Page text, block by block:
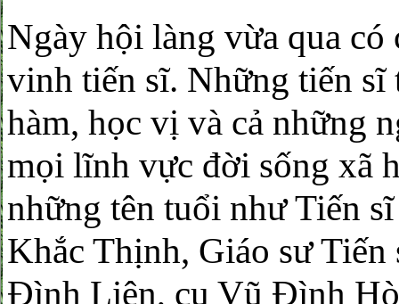
Ngày hội làng vừa qua
vinh tiến sĩ. Những tiến
hàm, học vị và cả những
mọi lĩnh vực đời sống xã
những tên tuổi như Tiến
Khắc Thịnh, Giáo sư
Đình Liên, cụ Vũ Đình